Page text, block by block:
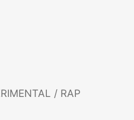
/ RAP